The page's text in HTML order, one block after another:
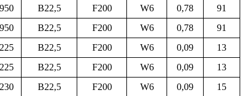
B22,5 F200 W6 0,78
91
B22,5 F200 W6 0,78
91
B22,5 F200 W6 0,09
13
B22,5 F200 W6 0,09
13
B22,5 F200 W6 0,09
15